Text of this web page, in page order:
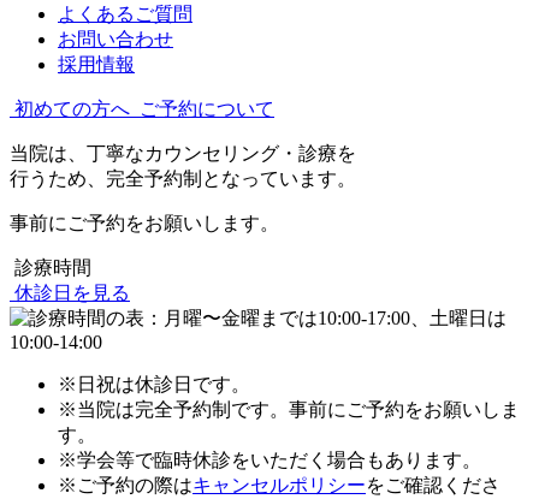
よくあるご質問
お問い合わせ
採用情報
初めての方へ ご予約について
当院は、丁寧なカウンセリング・診療を
行うため、完全予約制となっています。
事前にご予約をお願いします。
診療時間
休診日を見る
※日祝は休診日です。
※当院は完全予約制です。事前にご予約をお願いしま
す。
※学会等で臨時休診をいただく場合もあります。
※ご予約の際はキャンセルポリシーをご確認くださ